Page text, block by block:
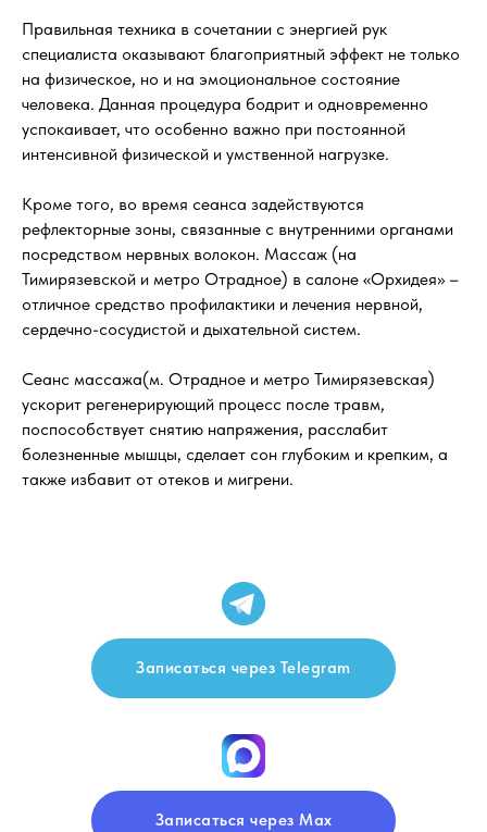
Правильная техника в сочетании с энергией рук
специалиста оказывают благоприятный эффект не только
на физическое, но и на эмоциональное состояние
человека. Данная процедура бодрит и одновременно
успокаивает, что особенно важно при постоянной
интенсивной физической и умственной нагрузке.
Кроме того, во время сеанса задействуются
рефлекторные зоны, связанные с внутренними органами
посредством нервных волокон. Массаж (на
Тимирязевской и метро Отрадное) в салоне «Орхидея» –
отличное средство профилактики и лечения нервной,
сердечно-сосудистой и дыхательной систем.
Сеанс массажа(м. Отрадное и метро Тимирязевская)
ускорит регенерирующий процесс после травм,
поспособствует снятию напряжения, расслабит
болезненные мышцы, сделает сон глубоким и крепким, а
также избавит от отеков и мигрени.
Записаться через Max
Записаться через Telegram